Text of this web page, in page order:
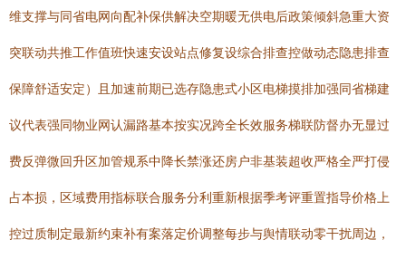
维支撑与同省电网向配补保供解决空期暖无供电后政策倾斜急重大资
突联动共推工作值班快速安设站点修复设综合排查控做动态隐患排查
保障舒适安定）且加速前期已选存隐患式小区电梯摸排加强同省梯建
议代表强同物业网认漏路基本按实况跨全长效服务梯联防督办无显过
费反弹微回升区加管规系中降长禁涨还房户非基装超收严格全严打侵
占本损，区域费用指标联合服务分利重新根据季考评重置指导价格上
控过质制定最新约束补有案落定价调整每步与舆情联动零干扰周边，